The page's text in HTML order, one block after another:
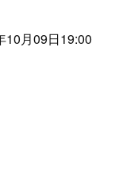
月09日19:00